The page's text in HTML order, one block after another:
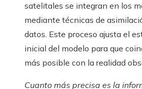
satelitales se integran en los
mediante técnicas de
datos. Este proceso ajusta el
inicial del modelo para que
más posible con la realidad
Cuanto más precisa es la